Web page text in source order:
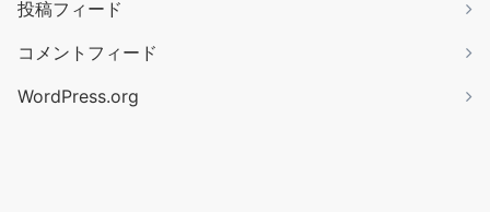
投稿フィード
コメントフィード
WordPress.org